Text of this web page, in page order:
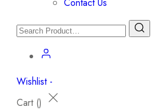
Wishlist -
Cart ()